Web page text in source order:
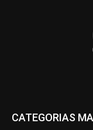
CATEGORIAS